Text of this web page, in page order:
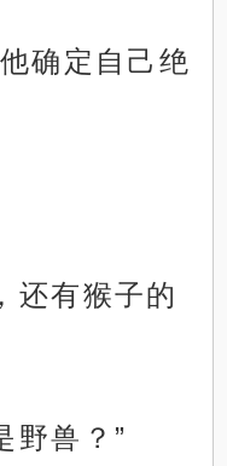
确定自己绝
还有猴子的
野兽？”